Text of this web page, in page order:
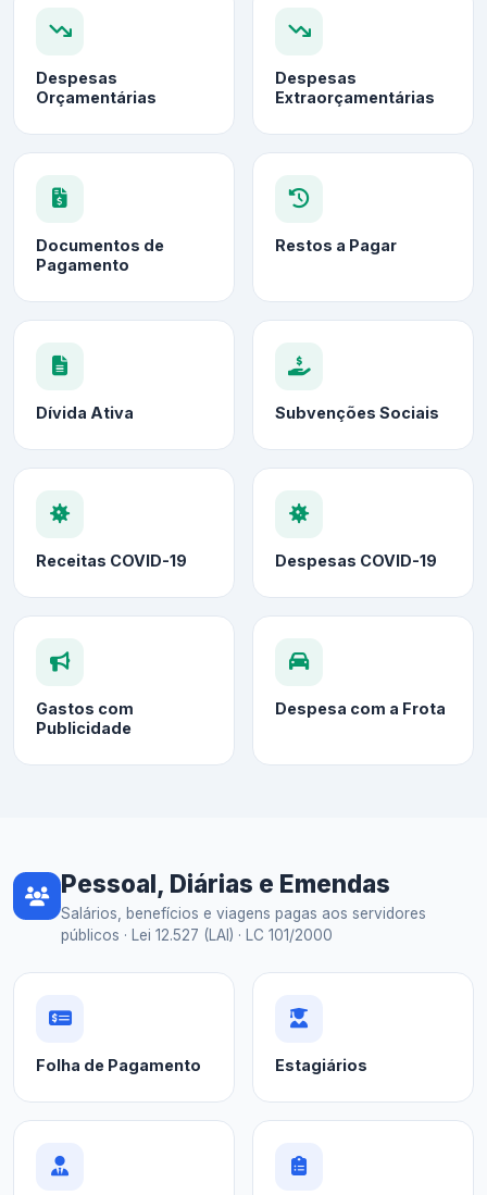
Despesas
Orçamentárias
Despesas
Extraorçamentárias
Documentos de
Pagamento
Restos a Pagar
Dívida Ativa Subvenções Sociais
Receitas COVID-19 Despesas COVID-19
Gastos com
Publicidade
Despesa com a Frota
Pessoal, Diárias e Emendas
Salários, benefícios e viagens pagas aos servidores
públicos · Lei 12.527 (LAI) · LC 101/2000
Folha de Pagamento Estagiários